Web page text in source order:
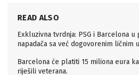
READ ALSO
Exkluzivna tvrdnja: PSG i Barcelona
napadača sa već dogovorenim ličnim
Barcelona će platiti 15 miliona eura
riješili veterana.